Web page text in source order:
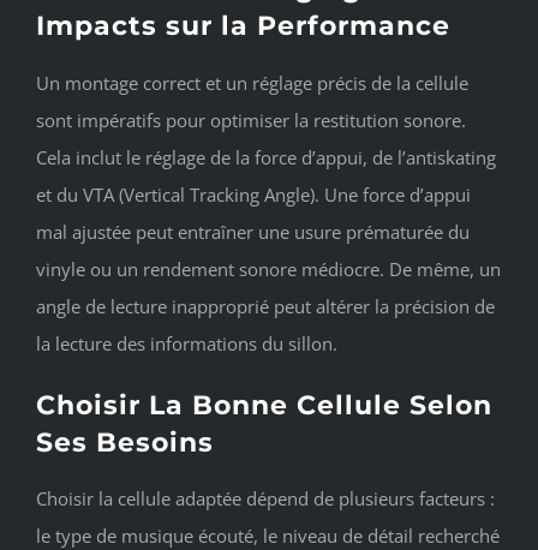
Impacts sur la Performance
Un montage correct et un réglage précis de la cellule
sont impératifs pour optimiser la restitution sonore.
Cela inclut le réglage de la force d’appui, de l’antiskating
et du VTA (Vertical Tracking Angle). Une force d’appui
mal ajustée peut entraîner une usure prématurée du
vinyle ou un rendement sonore médiocre. De même, un
angle de lecture inapproprié peut altérer la précision de
la lecture des informations du sillon.
Choisir La Bonne Cellule Selon
Ses Besoins
Choisir la cellule adaptée dépend de plusieurs facteurs :
le type de musique écouté, le niveau de détail recherché